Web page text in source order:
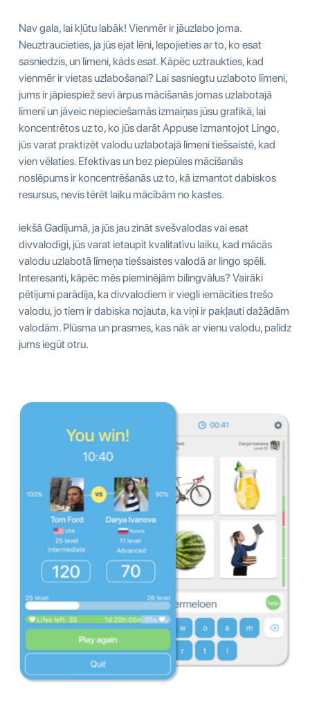
Nav gala, lai kļūtu labāk! Vienmēr ir jāuzlabo joma.
Neuztraucieties, ja jūs ejat lēni, lepojieties ar to, ko esat
sasniedzis, un līmeni, kāds esat. Kāpēc uztraukties, kad
vienmēr ir vietas uzlabošanai? Lai sasniegtu uzlaboto līmeni,
jums ir jāpiespiež sevi ārpus mācīšanās jomas uzlabotajā
līmenī un jāveic nepieciešamās izmaiņas jūsu grafikā, lai
koncentrētos uz to, ko jūs darāt Appuse Izmantojot Lingo,
jūs varat praktizēt valodu uzlabotajā līmenī tiešsaistē, kad
vien vēlaties. Efektīvas un bez piepūles mācīšanās
noslēpums ir koncentrēšanās uz to, kā izmantot dabiskos
resursus, nevis tērēt laiku mācībām no kastes.
iekšā Gadījumā, ja jūs jau zināt svešvalodas vai esat
divvalodīgi, jūs varat ietaupīt kvalitatīvu laiku, kad mācās
valodu uzlabotā līmeņa tiešsaistes valodā ar lingo spēli.
Interesanti, kāpēc mēs pieminējām bilingvālus? Vairāki
pētījumi parādīja, ka divvalodiem ir viegli iemācīties trešo
valodu, jo tiem ir dabiska nojauta, ka viņi ir pakļauti dažādām
valodām. Plūsma un prasmes, kas nāk ar vienu valodu, palīdz
jums iegūt otru.